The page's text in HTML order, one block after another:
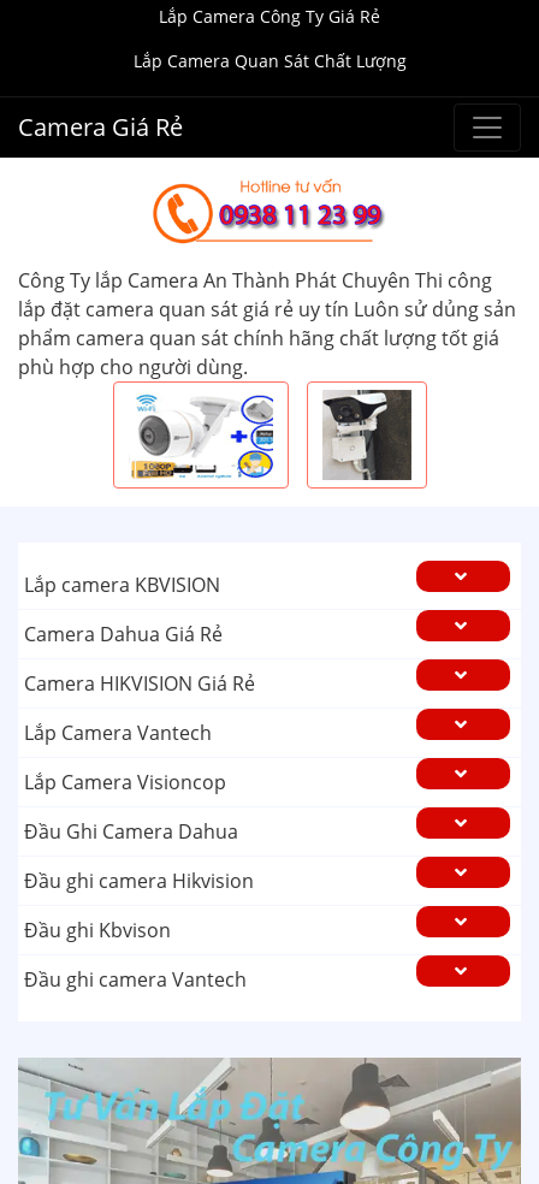
Lắp Camera Công Ty Giá Rẻ
Lắp Camera Quan Sát Chất Lượng
Camera Giá Rẻ
Công Ty lắp Camera An Thành Phát Chuyên Thi công
lắp đặt camera quan sát giá rẻ uy tín Luôn sử dủng sản
phẩm camera quan sát chính hãng chất lượng tốt giá
phù hợp cho người dùng.
Lắp camera KBVISION
Camera Dahua Giá Rẻ
Camera HIKVISION Giá Rẻ
Lắp Camera Vantech
Lắp Camera Visioncop
Đầu Ghi Camera Dahua
Đầu ghi camera Hikvision
Đầu ghi Kbvison
Đầu ghi camera Vantech